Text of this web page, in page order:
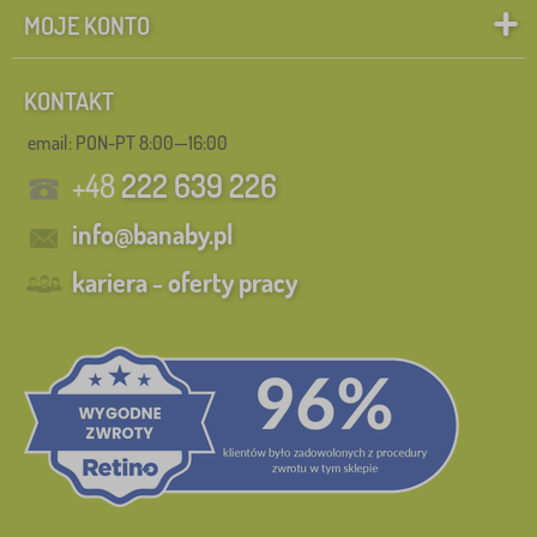
MOJE KONTO
KONTAKT
email: PON-PT 8:00—16:00
+48222 639 226
info@banaby.pl
kariera - oferty pracy